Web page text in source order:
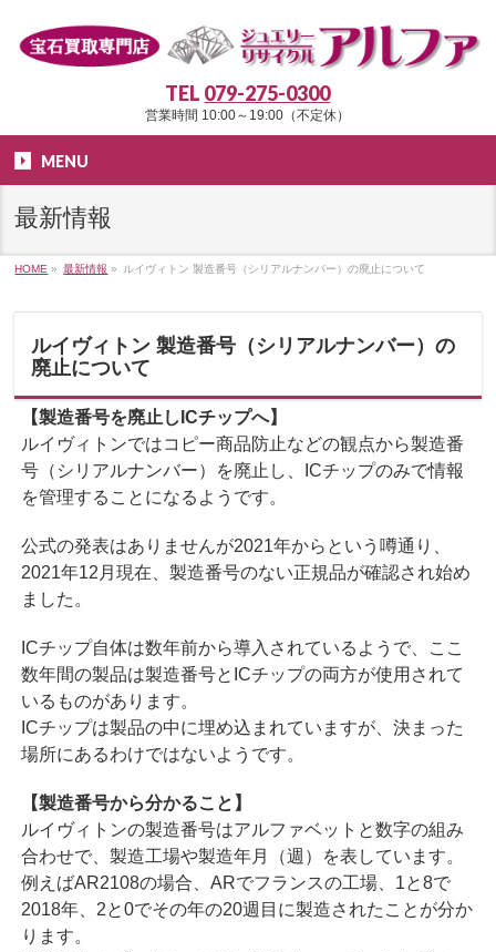
TEL 079-275-0300
営業時間 10:00～19:00（不定休）
MENU
最新情報
HOME » 最新情報 » ルイヴィトン 製造番号（シリアルナンバー）の廃止について
ルイヴィトン 製造番号（シリアルナンバー）の
廃止について
【製造番号を廃止しICチップへ】
ルイヴィトンではコピー商品防止などの観点から製造番
号（シリアルナンバー）を廃止し、ICチップのみで情報
を管理することになるようです。
公式の発表はありませんが2021年からという噂通り、
2021年12月現在、製造番号のない正規品が確認され始め
ました。
ICチップ自体は数年前から導入されているようで、ここ
数年間の製品は製造番号とICチップの両方が使用されて
いるものがあります。
ICチップは製品の中に埋め込まれていますが、決まった
場所にあるわけではないようです。
【製造番号から分かること】
ルイヴィトンの製造番号はアルファベットと数字の組み
合わせで、製造工場や製造年月（週）を表しています。
例えばAR2108の場合、ARでフランスの工場、1と8で
2018年、2と0でその年の20週目に製造されたことが分か
ります。